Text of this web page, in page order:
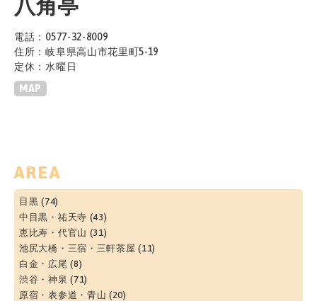
八角亭
電話：0577-32-8009
住所：岐阜県高山市花里町5-19
定休：水曜日
MAP
AREA
目黒 (74)
中目黒・祐天寺 (43)
恵比寿・代官山 (31)
池尻大橋・三宿・三軒茶屋 (11)
白金・広尾 (8)
渋谷・神泉 (71)
原宿・表参道・青山 (20)